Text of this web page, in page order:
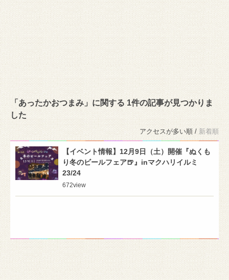
「あったかおつまみ」に関する 1件の記事が見つかりま
した
アクセスが多い順 / 新着順
【イベント情報】12月9日（土）開催『ぬくも
り冬のビールフェア🍺』inマクハリイルミ
23/24
672view